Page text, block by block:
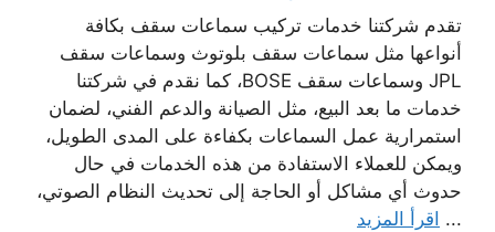
تقدم شركتنا خدمات تركيب سماعات سقف بكافة
أنواعها مثل سماعات سقف بلوتوث وسماعات سقف
JPL وسماعات سقف BOSE، كما نقدم في شركتنا
خدمات ما بعد البيع، مثل الصيانة والدعم الفني، لضمان
استمرارية عمل السماعات بكفاءة على المدى الطويل،
ويمكن للعملاء الاستفادة من هذه الخدمات في حال
حدوث أي مشاكل أو الحاجة إلى تحديث النظام الصوتي،
... اقرأ المزيد